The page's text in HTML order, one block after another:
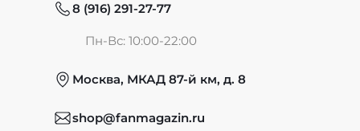
Обмен и возврат
8 (916) 291-27-77
Пн-Вс: 10:00-22:00
Москва, МКАД 87-й км, д. 8
shop@fanmagazin.ru